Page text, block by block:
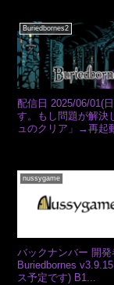
Buriedbornes2
配信日 2025/06/01(
す。もし問題が解決
ュのクリア」→再起
nussygame
バックナンバー 開
Buriedbornes
ス予定です) B1...